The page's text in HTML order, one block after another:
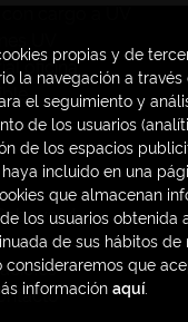
oficina
4
propias y de
la navegación a
el seguimiento y
de los usuarios
de los espacios
incluido en una
que almacenan
los usuarios obtenida
de sus hábitos de
que
información aquí.